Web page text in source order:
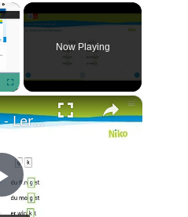
×
Fullscreen
Now Playing
×
P
Niko Deutsch - Lern Programm für 1 bis 4 te Klasse